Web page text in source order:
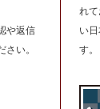
や返信
い。
れ
い
す。